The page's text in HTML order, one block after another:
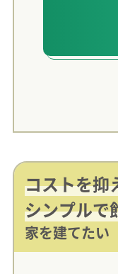
コストを抑
シンプルで
家を建てたい